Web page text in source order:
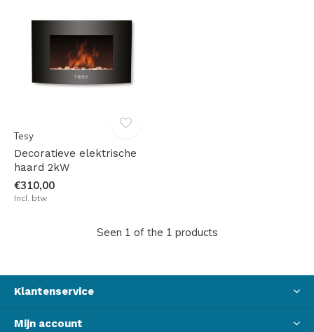
Tesy
Decoratieve elektrische
haard 2kW
€310,00
Incl. btw
Seen 1 of the 1 products
Klantenservice
Mijn account